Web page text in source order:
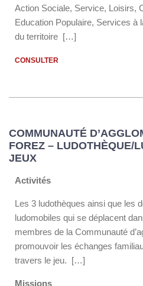
Action Sociale, Service, Loisirs,
Education Populaire, Services à
du territoire […]
CONSULTER
COMMUNAUTÉ
FOREZ – LUDOTHÈQUE/
JEUX
Activités
Les 3 ludothèques ainsi que les
ludomobiles qui se déplacent
membres de la Communauté
promouvoir les échanges
travers le jeu. […]
Missions